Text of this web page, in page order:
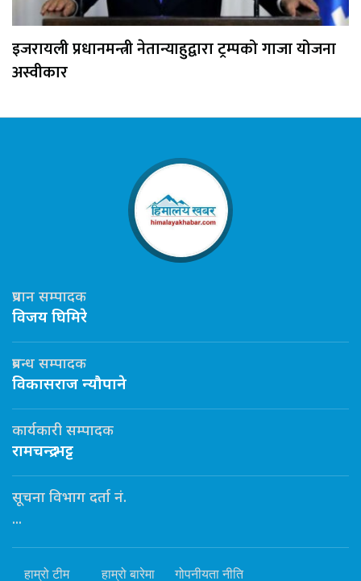
इजरायली प्रधानमन्त्री नेतान्याहुद्वारा ट्रम्पको गाजा योजना
अस्वीकार
प्रधान सम्पादक
विजय घिमिरे
प्रबन्ध सम्पादक
विकासराज न्यौपाने
कार्यकारी सम्पादक
रामचन्द्र भट्ट
सूचना विभाग दर्ता नं.
...
हाम्रो टीम हाम्रो बारेमा गोपनीयता नीति